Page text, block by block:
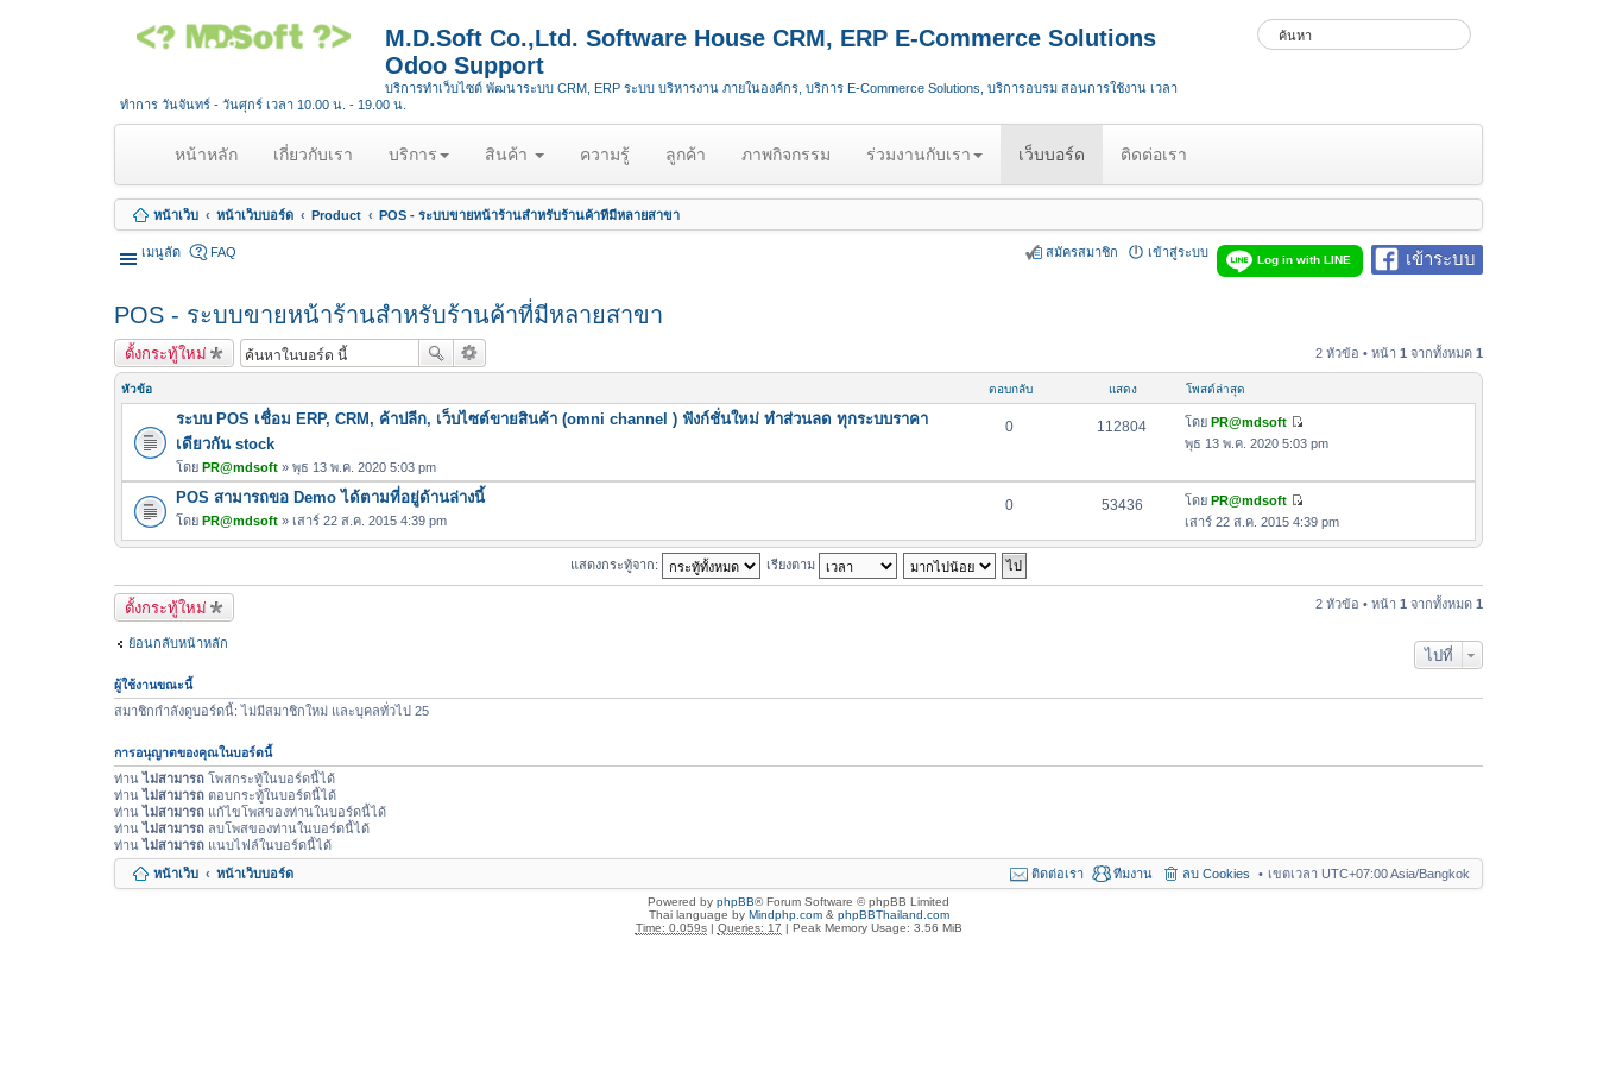
M.D.Soft Co.,Ltd. Software House CRM, ERP E-Commerce Solutions
Odoo Support
บริการทำเว็บไซต์ พัฒนาระบบ CRM, ERP ระบบ บริหารงาน ภายในองค์กร, บริการ E-Commerce Solutions, บริการอบรม สอนการใช้งาน เวลา
ทำการ วันจันทร์ - วันศุกร์ เวลา 10.00 น. - 19.00 น.
หน้าหลัก(
u
r
t
)
เกี่ยวกับเรา บริการ สินค้า ความรู้ ลูกค้า ภาพกิจกรรม ร่วมงานกับเรา เว็บบอร์ด ติดต่อเรา
หน้าเว็บ หน้าเว็บบอร์ด Product POS - ระบบขายหน้าร้านสำหรับร้านค้าที่มีหลายสาขา
เมนูลัด เข้าระบบ
Log in with LINE
FAQ เข้าสู่ระบบ
สมัครสมาชิก
POS - ระบบขายหน้าร้านสำหรับร้านค้าที่มีหลายสาขา
ตั้งกระทู้ใหม่ 2 หัวข้อ • หน้า 1 จากทั้งหมด 1
หัวข้อ ตอบกลับ แสดง โพสต์ล่าสุด
ระบบ POS เชื่อม ERP, CRM, ค้าปลีก, เว็บไซต์ขายสินค้า (omni channel ) ฟังก์ชั่นใหม่ ทำส่วนลด ทุกระบบราคา
เดียวกัน stock
โดย PR@mdsoft » พุธ 13 พ.ค. 2020 5:03 pm
0 112804 โดย PR@mdsoft
ดู
อ
ว
า
ล่
พุธ 13 พ.ค. 2020 5:03 pm
POS สามารถขอ Demo ได้ตามที่อยู่ด้านล่างนี้
โดย PR@mdsoft » เสาร์ 22 ส.ค. 2015 4:39 pm
0 53436 โดย PR@mdsoft
ดู
ข้
เสาร์ 22 ส.ค. 2015 4:39 pm
แสดงกระทู้จาก: เรียงตาม
ตั้งกระทู้ใหม่ 2 หัวข้อ • หน้า 1 จากทั้งหมด 1
ย้อนกลับหน้าหลัก
ไปที่
ผู้ใช้งานขณะนี้
สมาชิกกำลังดูบอร์ดนี้: ไม่มีสมาชิกใหม่ และบุคลทั่วไป 25
การอนุญาตของคุณในบอร์ดนี้
ท่านไม่สามารถ โพสกระทู้ในบอร์ดนี้ได้
ท่านไม่สามารถ ตอบกระทู้ในบอร์ดนี้ได้
ท่านไม่สามารถ แก้ไขโพสของท่านในบอร์ดนี้ได้
ท่านไม่สามารถ ลบโพสของท่านในบอร์ดนี้ได้
ท่านไม่สามารถ แนบไฟล์ในบอร์ดนี้ได้
หน้าเว็บ
หน้าเว็บบอร์ด เขตเวลา UTC+07:00 Asia/Bangkok
ลบ Cookies
ทีมงาน
ติดต่อเรา
Powered by phpBB® Forum Software © phpBB Limited
Thai language by Mindphp.com& phpBBThailand.com
Time: 0.059s| Queries: 17 | Peak Memory Usage: 3.56 MiB